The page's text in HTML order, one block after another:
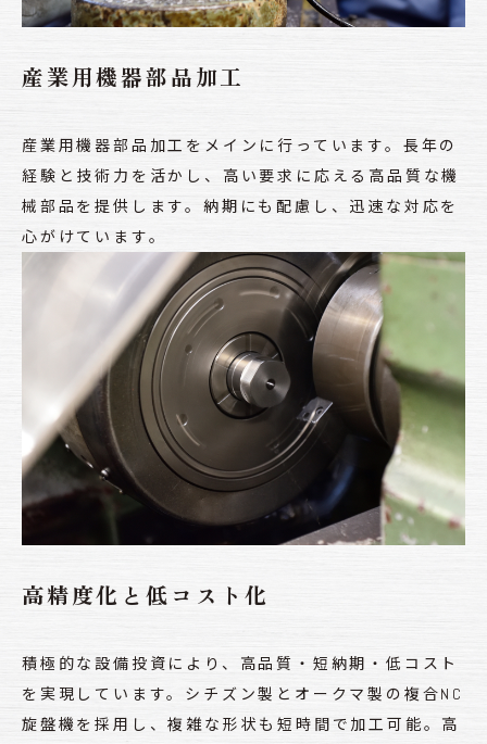
産業用機器部品加工
産業用機器部品加工をメインに行っています。長年の
経験と技術力を活かし、高い要求に応える高品質な機
械部品を提供します。納期にも配慮し、迅速な対応を
心がけています。
高精度化と低コスト化
積極的な設備投資により、高品質・短納期・低コスト
を実現しています。シチズン製とオークマ製の複合NC
旋盤機を採用し、複雑な形状も短時間で加工可能。高